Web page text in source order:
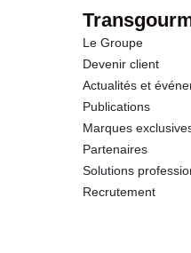
Le Groupe
Devenir client
Actualités et
Publications
Marques
Partenaires
Solutions
Recrutement